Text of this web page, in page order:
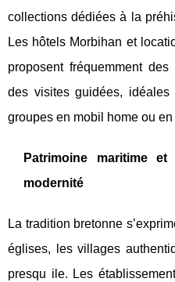
collections dédiées à la
Les hôtels Morbihan et
proposent fréquemment
des visites guidées,
groupes en mobil home ou
Patrimoine maritime
modernité
La tradition bretonne
églises, les villages
presqu ile. Les